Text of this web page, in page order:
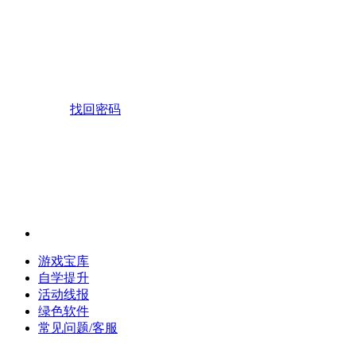
找回密码
游戏宝库
自学提升
活动线报
绿色软件
常见问题/客服